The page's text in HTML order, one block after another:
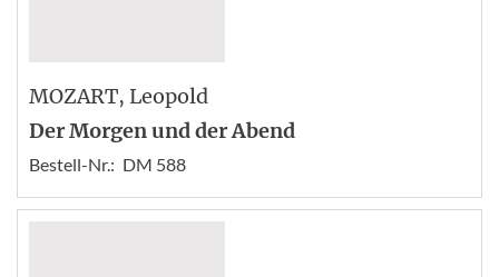
MOZART, Leopold
Der Morgen und der Abend
Bestell-Nr.: DM 588